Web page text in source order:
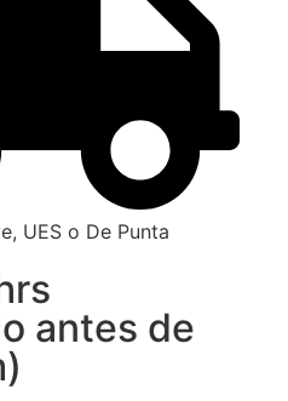
UES o De Punta
antes de